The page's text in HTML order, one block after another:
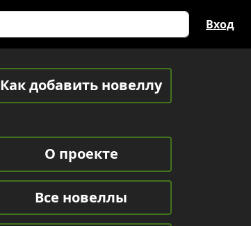
Вход
Как добавить новеллу
О проекте
Все новеллы